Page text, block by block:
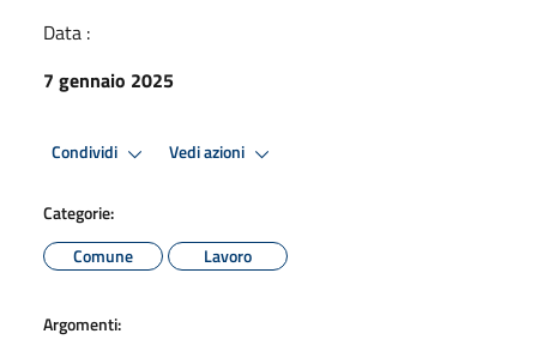
Data :
7 gennaio 2025
Condividi Vedi azioni
Categorie:
Comune
Lavoro
Argomenti: